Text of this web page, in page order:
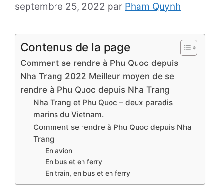
septembre 25, 2022 par Pham Quynh
Contenus de la page
Comment se rendre à Phu Quoc depuis
Nha Trang 2022 Meilleur moyen de se
rendre à Phu Quoc depuis Nha Trang
Nha Trang et Phu Quoc – deux paradis
marins du Vietnam.
Comment se rendre à Phu Quoc depuis Nha
Trang
En avion
En bus et en ferry
En train, en bus et en ferry